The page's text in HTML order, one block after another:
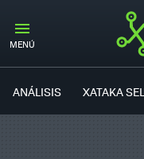
MENÚ
ANÁLISIS XATAKA